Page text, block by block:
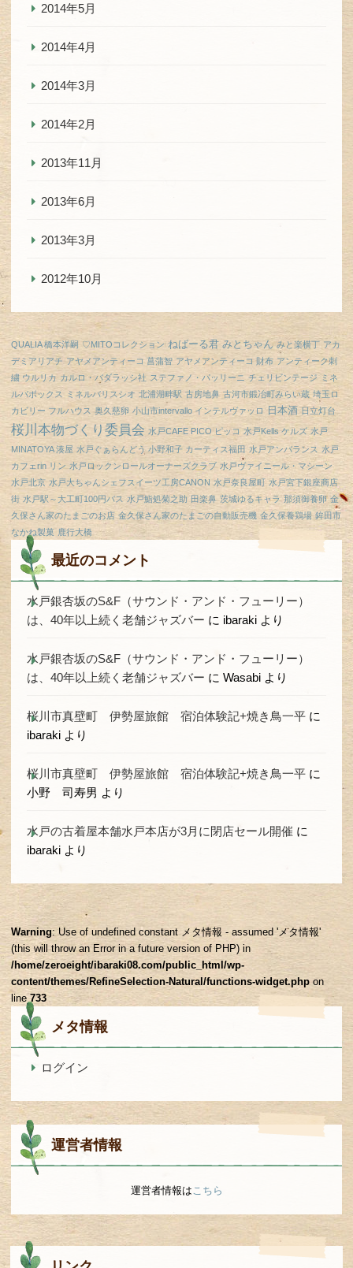
2014年5月
2014年4月
2014年3月
2014年2月
2013年11月
2013年6月
2013年3月
2012年10月
QUALIA 橋本洋嗣 ♡MITOコレクション ねばーる君 みとちゃん みと楽横丁 アカ
デミアリアチ アヤメアンティーコ 菖蒲智 アヤメアンティーコ 財布 アンティーク刺
繍 ウルリカ カルロ・バダラッシ社 ステファノ・パッリーニ チェリビンテージ ミネ
ルバボックス
ミネルバリスシオ 北浦湖畔駅 古房地鼻 古河市鍛冶町みらい蔵 埼玉ロ
カビリー フルハウス 奥久慈卵 小山市intervallo インテルヴァッロ 日本酒 日立灯台
桜川本物づくり委員会 水戸CAFE PICO ピッコ 水戸Kells ケルズ 水戸
MINATOYA 湊屋 水戸ぐぁらんどう 小野和子 カーティス福田 水戸アンバランス 水戸
カフェrin リン 水戸ロックンロールオーナーズクラブ 水戸ヴァイニール・マシーン
水戸北京 水戸大ちゃんシェフスイーツ工房CANON 水戸奈良屋町 水戸宮下銀座商店
街 水戸駅～大工町100円バス 水戸鮨処菊之助 田楽鼻 茨城ゆるキャラ 那須御養卵 金
久保さん家のたまごのお店 金久保さん家のたまごの自動販売機 金久保養鶏場 鉾田市
なかね製菓 鹿行大橋
最近のコメント
水戸銀杏坂のS&F（サウンド・アンド・フューリー）
は、40年以上続く老舗ジャズバー に ibaraki より
水戸銀杏坂のS&F（サウンド・アンド・フューリー）
は、40年以上続く老舗ジャズバー に Wasabi より
桜川市真壁町 伊勢屋旅館 宿泊体験記+焼き鳥一平 に
ibaraki より
桜川市真壁町 伊勢屋旅館 宿泊体験記+焼き鳥一平 に
小野 司寿男 より
水戸の古着屋本舗水戸本店が3月に閉店セール開催 に
ibaraki より
Warning: Use of undefined constant メタ情報 - assumed 'メタ情報'
(this will throw an Error in a future version of PHP) in
/home/zeroeight/ibaraki08.com/public_html/wp-
content/themes/RefineSelection-Natural/functions-widget.php on
line733
メタ情報
ログイン
運営者情報
運営者情報は こちら